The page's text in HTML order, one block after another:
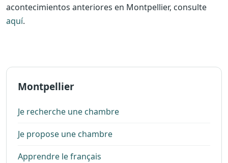
acontecimientos anteriores en Montpellier, consulte
aquí.
Montpellier
Je recherche une chambre
Je propose une chambre
Apprendre le français